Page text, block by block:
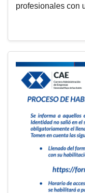
profesionales con